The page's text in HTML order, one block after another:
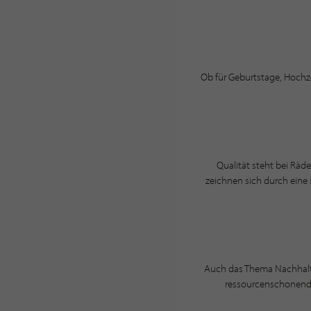
Ob für Geburtstage,
Qualität steht bei
zeichnen sich durch eine
Auch das Thema